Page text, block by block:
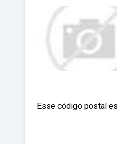
Esse código postal